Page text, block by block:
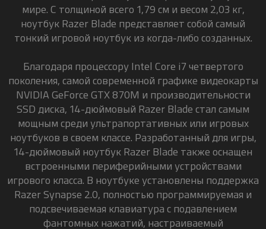
мире. С толщиной всего 1,79 см и весом 2,03 кг,
ноутбук Razer Blade представляет собой самый
тонкий игровой ноутбук из когда-либо созданных.
Благодаря процессору Intel Core i7 четвертого
поколения, самой современной графике видеокарты
NVIDIA GeForce GTX 870M и производительности
SSD диска, 14-дюймовый Razer Blade стал самым
мощным среди ультрапортативных или игровых
ноутбуков в своем классе. Разработанный для игры,
14-дюймовый ноутбук Razer Blade также оснащен
встроенными периферийными устройствами
игрового класса. В ноутбуке установлены поддержка
Razer Synapse 2.0, полностью программируемая и
подсвечиваемая клавиатура с подавлением
фантомных нажатий, настраиваемый